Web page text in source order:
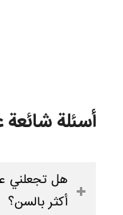
أسئلة
هل تجعلني
أكثر بالسن؟